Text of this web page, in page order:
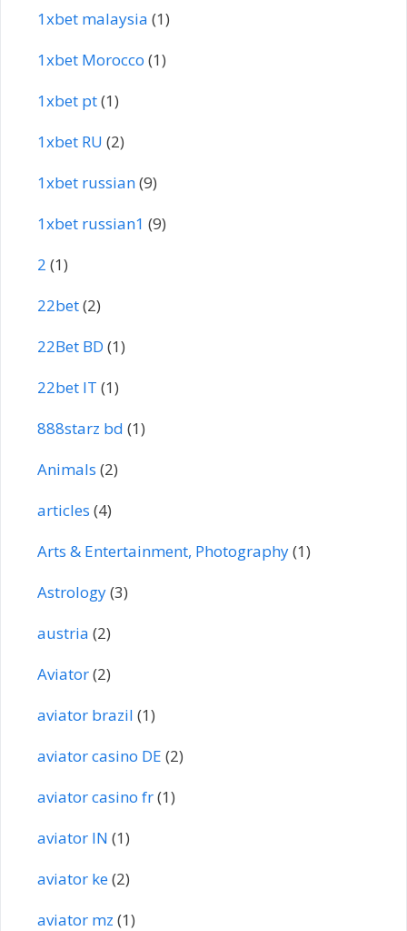
1xbet malaysia (1)
1xbet Morocco (1)
1xbet pt(1)
1xbet RU (2)
1xbet russian(9)
1xbet russian1 (9)
2 (1)
22bet(2)
22Bet BD (1)
22bet IT (1)
888starz bd (1)
Animals (2)
articles (4)
Arts & Entertainment, Photography(1)
Astrology(3)
austria (2)
Aviator(2)
aviator brazil (1)
aviator casino DE (2)
aviator casino fr(1)
aviator IN (1)
aviator ke(2)
aviator mz (1)